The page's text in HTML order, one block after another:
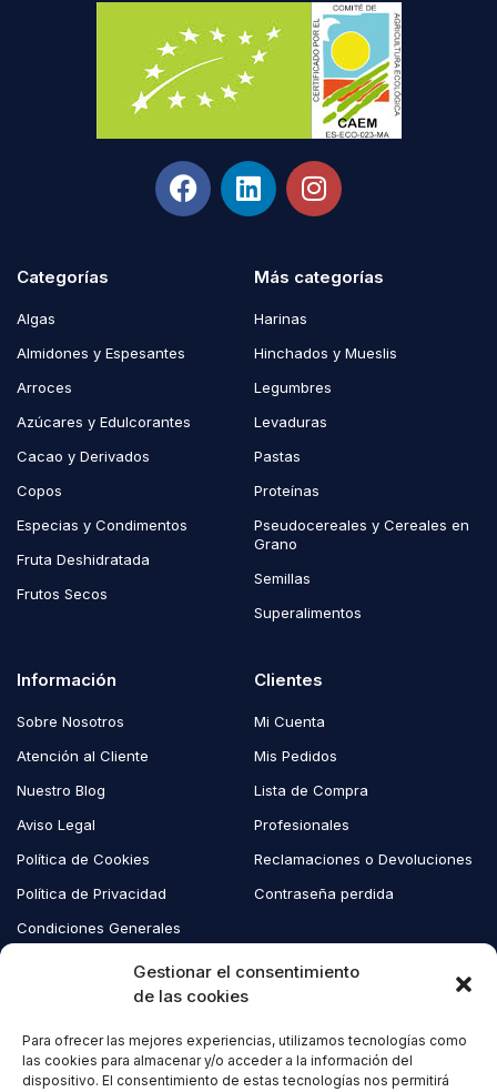
Gestionar el consentimiento
de las cookies
Para ofrecer las mejores experiencias, utilizamos tecnologías como
las cookies para almacenar y/o acceder a la información del
dispositivo. El consentimiento de estas tecnologías nos permitirá
Categorías
Algas
Almidones y Espesantes
Arroces
Azúcares y Edulcorantes
Cacao y Derivados
Copos
Especias y Condimentos
Fruta Deshidratada
Frutos Secos
Más categorías
Harinas
Hinchados y Mueslis
Legumbres
Levaduras
Pastas
Proteínas
Pseudocereales y Cereales en
Grano
Semillas
Superalimentos
Información
Sobre Nosotros
Atención al Cliente
Nuestro Blog
Aviso Legal
Política de Cookies
Política de Privacidad
Condiciones Generales
Clientes
Mi Cuenta
Mis Pedidos
Lista de Compra
Profesionales
Reclamaciones o Devoluciones
Contraseña perdida
Copyright © 2023 EcoAndes. Todos los derechos reservados.